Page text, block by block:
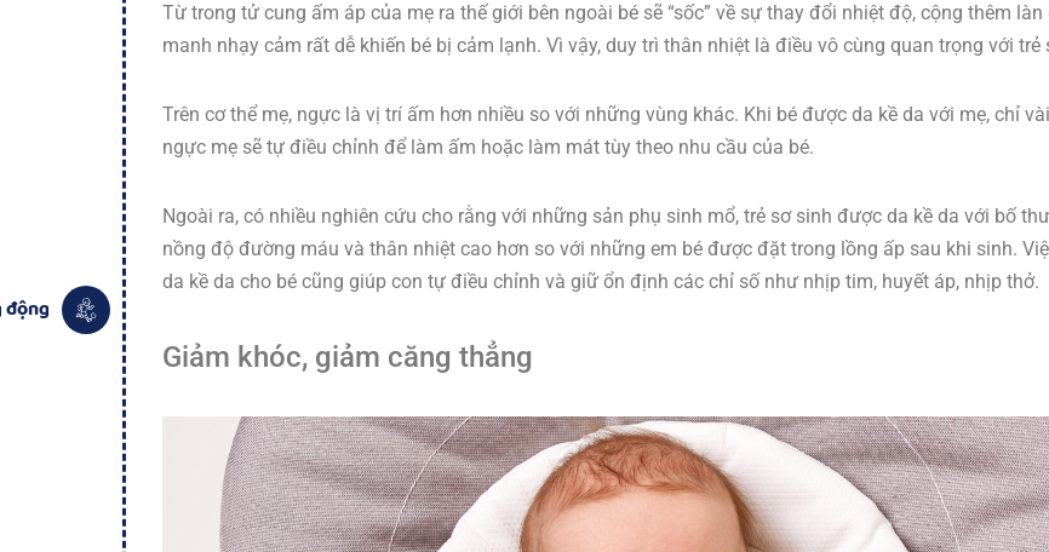
động
Từ trong tử cung ấm áp của mẹ ra thế giới bên ngoài bé sẽ “sốc” về sự thay đổi nhiệt độ, cộng thêm làn
manh nhạy cảm rất dễ khiến bé bị cảm lạnh. Vì vậy, duy trì thân nhiệt là điều vô cùng quan trọng với trẻ
Trên cơ thể mẹ, ngực là vị trí ấm hơn nhiều so với những vùng khác. Khi bé được da kề da với mẹ, chỉ
ngực mẹ sẽ tự điều chỉnh để làm ấm hoặc làm mát tùy theo nhu cầu của bé.
Ngoài ra, có nhiều nghiên cứu cho rằng với những sản phụ sinh mổ, trẻ sơ sinh được da kề da với bố
nồng độ đường máu và thân nhiệt cao hơn so với những em bé được đặt trong lồng ấp sau khi sinh.
da kề da cho bé cũng giúp con tự điều chỉnh và giữ ổn định các chỉ số như nhịp tim, huyết áp, nhịp thở.
Giảm khóc, giảm căng thẳng